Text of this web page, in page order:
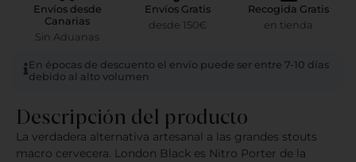
Envíos desde
Canarias
Sin Aduanas
Envíos Gratis
desde 150€
Recogida Gratis
en tienda
En épocas de descuento el envío puede ser entre 7-10 días
debido al alto volumen
Descripción del producto
La verdadera alternativa artesanal a las grandes stouts
macro cervecera. London Black es Nitro Porter de la